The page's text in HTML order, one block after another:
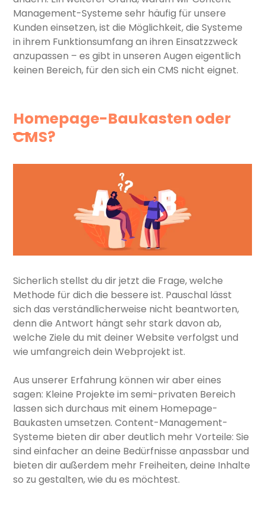
Management-Systeme sehr häufig für unsere
Kunden einsetzen, ist die Möglichkeit, die Systeme
in ihrem Funktionsumfang an ihren Einsatzzweck
anzupassen – es gibt in unseren Augen eigentlich
keinen Bereich, für den sich ein CMS nicht eignet.
Homepage-Baukasten oder
CMS?
Sicherlich stellst du dir jetzt die Frage, welche
Methode für dich die bessere ist. Pauschal lässt
sich das verständlicherweise nicht beantworten,
denn die Antwort hängt sehr stark davon ab,
welche Ziele du mit deiner Website verfolgst und
wie umfangreich dein Webprojekt ist.
Aus unserer Erfahrung können wir aber eines
sagen: Kleine Projekte im semi-privaten Bereich
lassen sich durchaus mit einem Homepage-
Baukasten umsetzen. Content-Management-
Systeme bieten dir aber deutlich mehr Vorteile: Sie
sind einfacher an deine Bedürfnisse anpassbar und
bieten dir außerdem mehr Freiheiten, deine Inhalte
so zu gestalten, wie du es möchtest.